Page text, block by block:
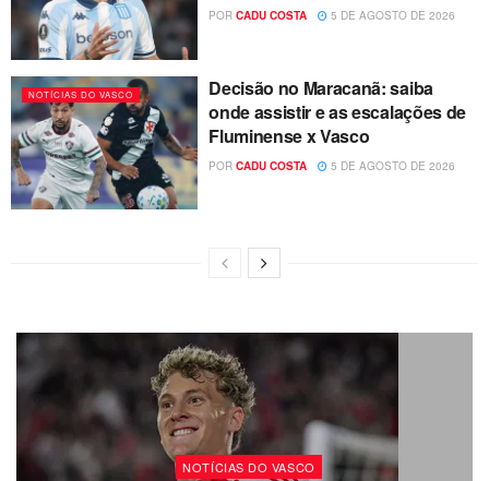
POR CADU COSTA 5 DE AGOSTO DE 2026
NOTÍCIAS DO VASCO
Decisão no Maracanã: saiba
onde assistir e as escalações de
Fluminense x Vasco
POR CADU COSTA 5 DE AGOSTO DE 2026
NOTÍCIAS DO VASCO